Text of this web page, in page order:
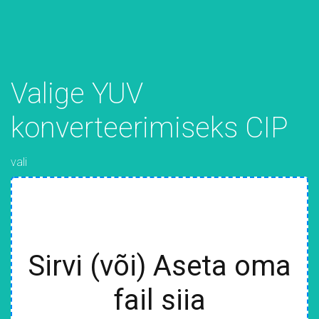
Valige YUV
konverteerimiseks CIP
vali
Sirvi (või) Aseta oma
fail siia